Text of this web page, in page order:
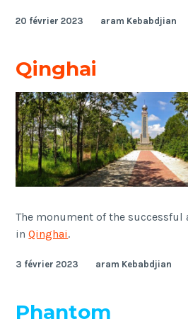
20 février 2023 aram Kebabdjian
Qinghai
The monument of the
inQinghai.
3 février 2023 aram Kebabdjian
Phantom